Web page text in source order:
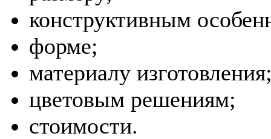
конструктивным
форме;
материалу
цветовым решениям;
стоимости.